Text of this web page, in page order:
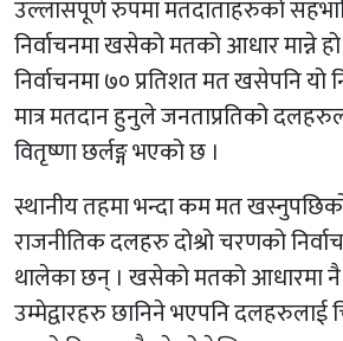
उल्लासपूर्ण रुपमा मतदाताहरुको
निर्वाचनमा खसेको मतको आधार मान्ने
निर्वाचनमा ७० प्रतिशत मत खसेपनि यो
मात्र मतदान हुनुले जनताप्रतिको
वितृष्णा छर्लङ्ग भएको छ ।
स्थानीय तहमा भन्दा कम मत
राजनीतिक दलहरु दोश्रो चरणको
थालेका छन् । खसेको मतको आधारमा
उम्मेद्वारहरु छानिने भएपनि दलहरुलाई